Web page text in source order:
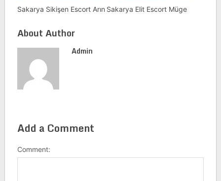
Sakarya Sikişen Escort Arın Sakarya Elit Escort Müge
About Author
Admin
Add a Comment
Comment: